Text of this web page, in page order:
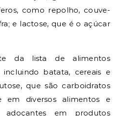
como repolho, couve-
e lactose, que é o açúcar
da lista de alimentos
batata, cereais e
que são carboidratos
em diversos alimentos e
em produtos